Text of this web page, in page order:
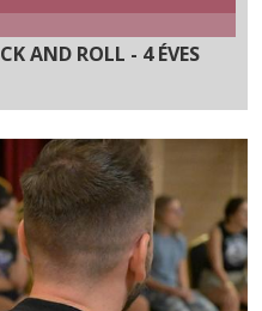
AND ROLL - 4 ÉVES